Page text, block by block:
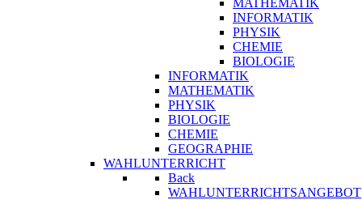
MATHEMATIK
INFORMATIK
PHYSIK
CHEMIE
BIOLOGIE
INFORMATIK
MATHEMATIK
PHYSIK
BIOLOGIE
CHEMIE
GEOGRAPHIE
WAHLUNTERRICHT
Back
WAHLUNTERRICHTSANGEBOT